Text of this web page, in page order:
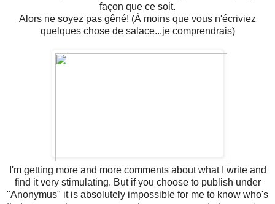
façon que ce soit.
Alors ne soyez pas gêné! (À moins que vous n'écriviez
quelques chose de salace...je comprendrais)
I'm getting more and more comments about what I write and
find it very stimulating. But if you choose to publish under
"Anonymus" it is absolutely impossible for me to know who's